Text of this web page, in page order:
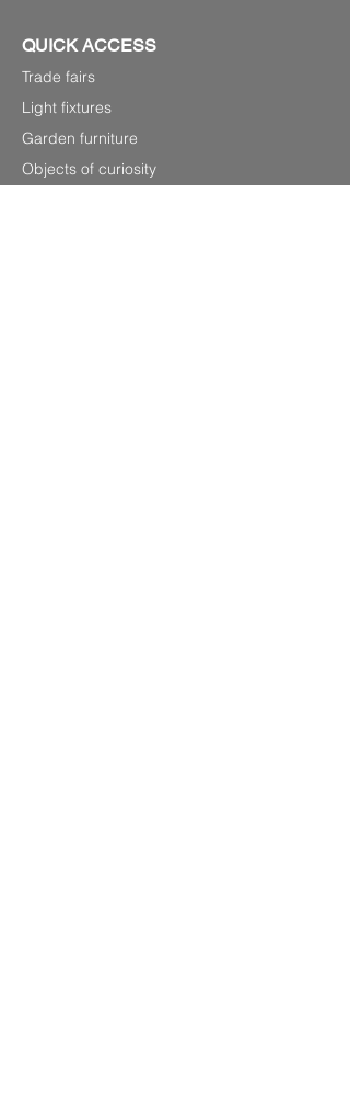
QUICK ACCESS
Trade fairs
Light fixtures
Garden furniture
Objects of curiosity